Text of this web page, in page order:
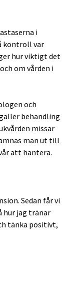
i
kontroll var
hur viktigt det
om vården i
och
behandling
missar
man ut till
att hantera.
Sedan får vi
hur jag tränar
tänka positivt,